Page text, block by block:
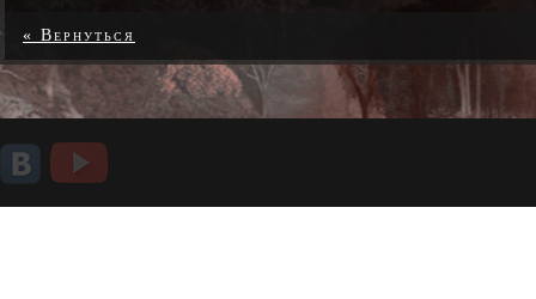
« Вернуться